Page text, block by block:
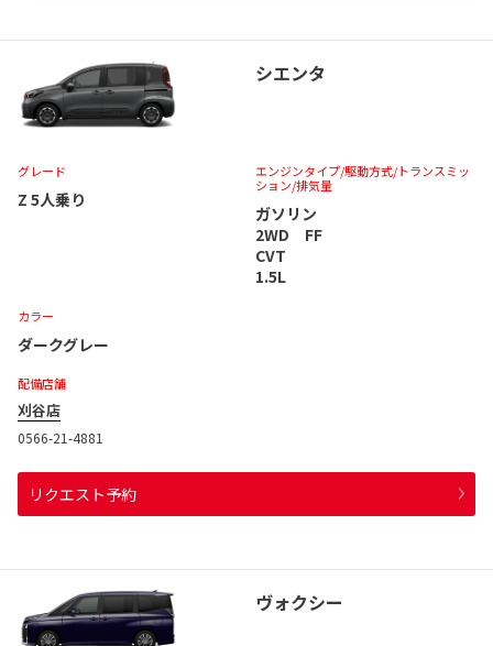
シエンタ
グレード
Z 5人乗り
エンジンタイプ/駆動方式/トランスミッ
ション/排気量
ガソリン
2WD FF
CVT
1.5L
カラー
ダークグレー
配備店舗
刈谷店
0566-21-4881
リクエスト予約
ヴォクシー